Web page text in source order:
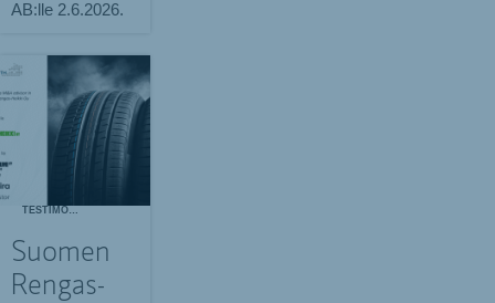
AB:lle 2.6.2026.
TESTIMONIALS
Suomen
Rengas-